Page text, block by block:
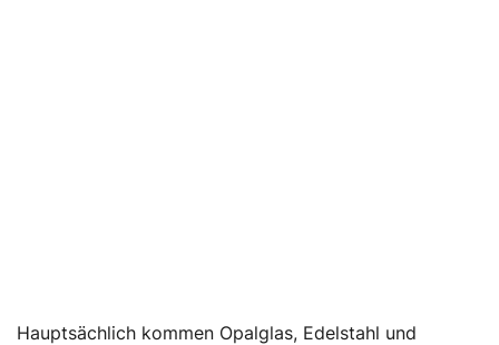
Hauptsächlich kommen Opalglas, Edelstahl und